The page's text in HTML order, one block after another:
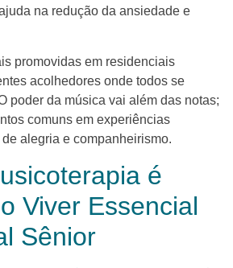
na redução da ansiedade e
promovidas em residenciais
acolhedores onde todos se
poder da música vai além das notas;
comuns em experiências
alegria e companheirismo.
é
Viver Essencial
Sênior